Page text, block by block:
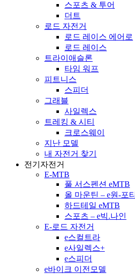
스포츠 & 투어
더트
로드 자전거
로드 레이스 에어로
로드 레이스
트라이애슬론
타임 워프
피트니스
스피더
그래블
사일렉스
트레킹 & 시티
크로스웨이
지난 모델
내 자전거 찾기
전기자전거
E-MTB
풀 서스펜션 eMTB
올 마운틴 – e원-포티
하드테일 eMTB
스포츠 – e빅.나인
E-로드 자전거
e스컬트라
e사일렉스+
e스피더
e바이크 이전모델